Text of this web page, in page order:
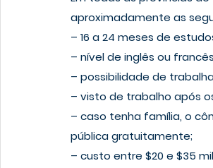
aproximadamente as
– 16 a 24 meses de
– nível de inglês ou
– possibilidade de
– visto de trabalho após
– caso tenha família, o
pública gratuitamente;
– custo entre $20 e $35